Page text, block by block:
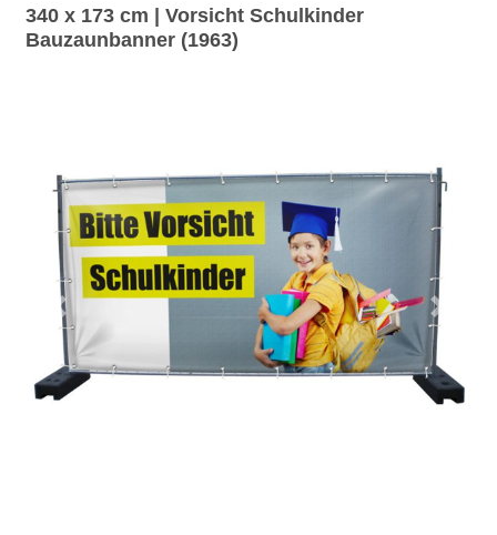
340 x 173 cm | Vorsicht Schulkinder
Bauzaunbanner (1963)
Previous Next